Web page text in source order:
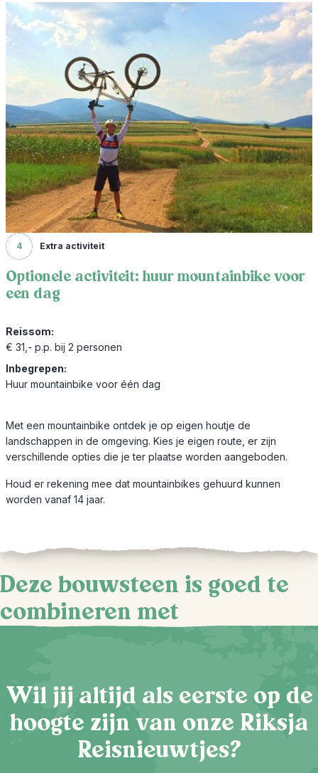
4 Extra activiteit
Optionele activiteit: huur mountainbike voor
een dag
Reissom:
€ 31,- p.p. bij 2 personen
Inbegrepen:
Huur mountainbike voor één dag
Met een mountainbike ontdek je op eigen houtje de
landschappen in de omgeving. Kies je eigen route, er zijn
verschillende opties die je ter plaatse worden aangeboden.
Houd er rekening mee dat mountainbikes gehuurd kunnen
worden vanaf 14 jaar.
Deze bouwsteen is goed te
combineren met
Wil jij altijd als eerste op de
hoogte zijn van onze Riksja
Reisnieuwtjes?